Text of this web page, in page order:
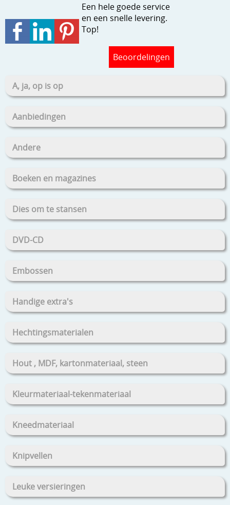
Een hele goede service
en een snelle levering.
Top!
Beoordelingen
A, ja, op is op
Aanbiedingen
Andere
Boeken en magazines
Dies om te stansen
DVD-CD
Embossen
Handige extra's
Hechtingsmaterialen
Hout , MDF, kartonmateriaal, steen
Kleurmateriaal-tekenmateriaal
Kneedmateriaal
Knipvellen
Leuke versieringen